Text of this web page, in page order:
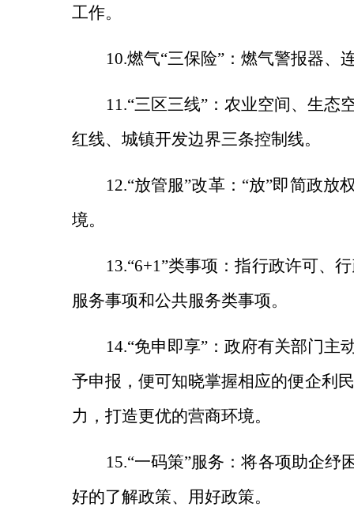
工作。
10.燃气“三保险”：燃气警报器、
11.“三区三线”：农业空间、生
红线、城镇开发边界三条控制线。
12.“放管服”改革：“放”即简政
境。
13.“6+1”类事项：指行政许可、
服务事项和公共服务类事项。
14.“免申即享”：政府有关部门
予申报，便可知晓掌握相应的便企利
力，打造更优的营商环境。
15.“一码策”服务：将各项助企纾
好的了解政策、用好政策。